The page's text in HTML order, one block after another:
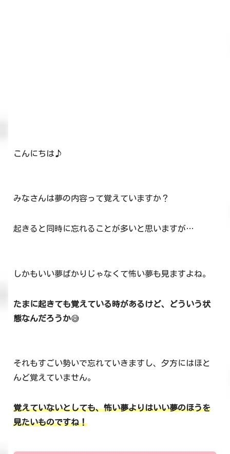
こんにちは♪
みなさんは夢の内容って覚えていますか？
起きると同時に忘れることが多いと思いますが…
しかもいい夢ばかりじゃなくて怖い夢も見ますよね。
たまに起きても覚えている時があるけど、どういう状
態なんだろうか😅
それもすごい勢いで忘れていきますし、夕方にはほと
んど覚えていません。
覚えていないとしても、怖い夢よりはいい夢のほうを
見たいものですね！